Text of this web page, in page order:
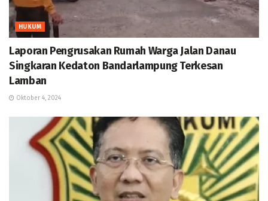
HUKUM
Laporan Pengrusakan Rumah Warga Jalan Danau
Singkaran Kedaton Bandarlampung Terkesan
Lamban
Oktober 4, 2024